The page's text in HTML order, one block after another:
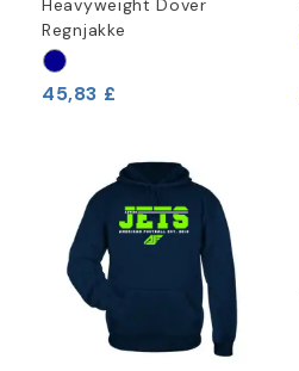
Heavyweight Dover
Regnjakke
45,83 £